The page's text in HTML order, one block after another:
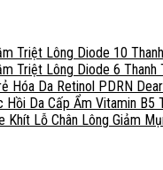
Triệt Lông Diode 10
Triệt Lông Diode 6 Thanh
Hóa Da Retinol PDRN
Hồi Da Cấp Ẩm Vitamin B5
Khít Lỗ Chân Lông Giảm